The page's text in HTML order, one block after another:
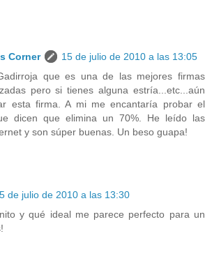
Corner
15 de julio de 2010 a las 13:05
que es una de las mejores firmas
pero si tienes alguna estría...etc...aún
esta firma. A mi me encantaría probar el
dicen que elimina un 70%. He leído las
y son súper buenas. Un beso guapa!
de julio de 2010 a las 13:30
y qué ideal me parece perfecto para un